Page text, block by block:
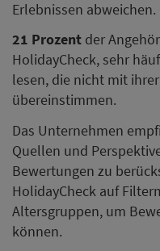
Erlebnissen abweichen.
21 Prozent der
HolidayCheck, sehr
lesen, die nicht mit
übereinstimmen.
Das Unternehmen
Quellen und
Bewertungen zu
HolidayCheck auf
Altersgruppen, um
können.